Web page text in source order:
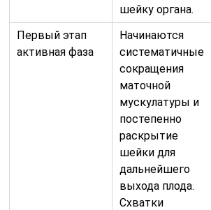
шейку органа.
Первый этап
активная фаза
Начинаются
систематичные
сокращения
маточной
мускулатуры и
постепенно
раскрытие
шейки для
дальнейшего
выхода плода.
Схватки